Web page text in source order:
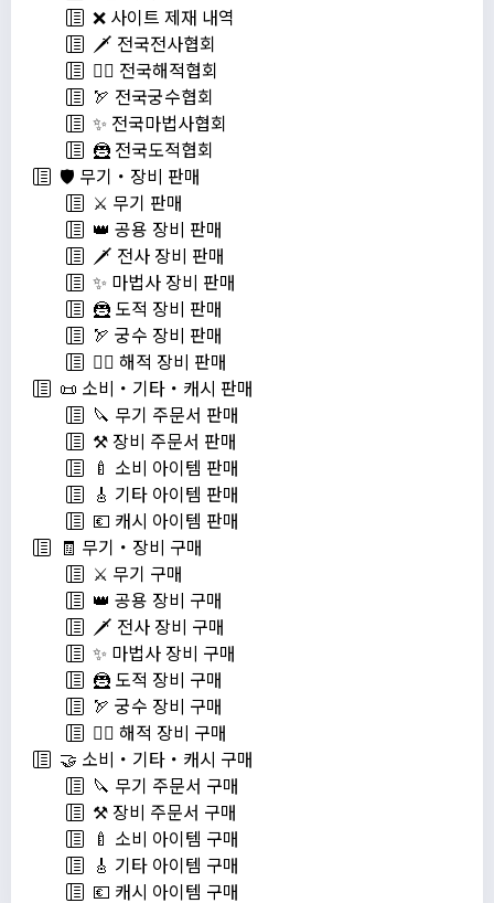
❌ 사이트 제재 내역
🗡️ 전국전사협회
🏴‍☠️ 전국해적협회
🏹 전국궁수협회
✨ 전국마법사협회
🦹 전국도적협회
🛡️ 무기・장비 판매
⚔️ 무기 판매
👑 공용 장비 판매
🗡️ 전사 장비 판매
✨ 마법사 장비 판매
🦹 도적 장비 판매
🏹 궁수 장비 판매
🏴‍☠️ 해적 장비 판매
📜 소비・기타・캐시 판매
🔪 무기 주문서 판매
⚒️ 장비 주문서 판매
🍼 소비 아이템 판매
🎸 기타 아이템 판매
💶 캐시 아이템 판매
🧾 무기・장비 구매
⚔️ 무기 구매
👑 공용 장비 구매
🗡️ 전사 장비 구매
✨ 마법사 장비 구매
🦹 도적 장비 구매
🏹 궁수 장비 구매
🏴‍☠️ 해적 장비 구매
🤝 소비・기타・캐시 구매
🔪 무기 주문서 구매
⚒️ 장비 주문서 구매
🍼 소비 아이템 구매
🎸 기타 아이템 구매
💶 캐시 아이템 구매